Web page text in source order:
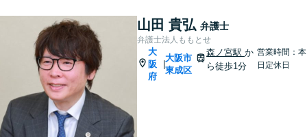
山田 貴弘 弁護士
弁護士法人ももとせ
大
阪
府
|
大阪市
東成区
森ノ宮駅か
ら徒歩1分
営業時間：本
日定休日